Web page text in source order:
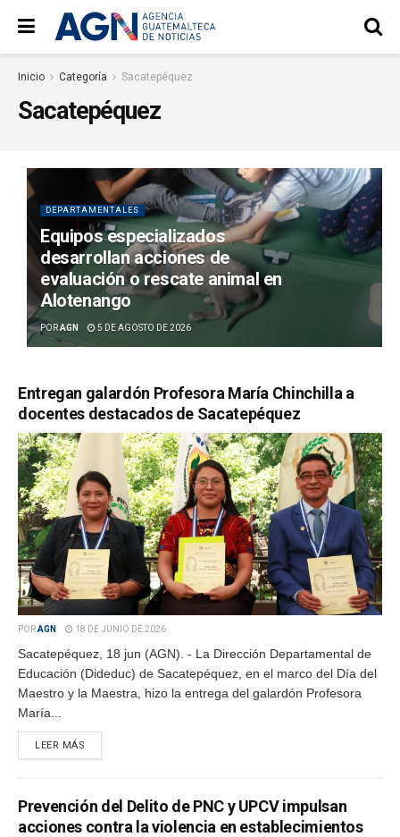
Inicio Categoría Sacatepéquez
Sacatepéquez
DEPARTAMENTALES
Equipos especializados
desarrollan acciones de
evaluación o rescate animal en
Alotenango
PORAGN 5 DE AGOSTO DE 2026
Entregan galardón Profesora María Chinchilla a
docentes destacados de Sacatepéquez
PORAGN 18 DE JUNIO DE 2026
Sacatepéquez, 18 jun (AGN). - La Dirección Departamental de
Educación (Dideduc) de Sacatepéquez, en el marco del Día del
Maestro y la Maestra, hizo la entrega del galardón Profesora
María...
LEER MÁS
Prevención del Delito de PNC y UPCV impulsan
acciones contra la violencia en establecimientos